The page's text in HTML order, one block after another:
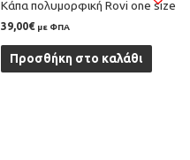
Κάπα πολυμορφική Rovi one size
39,00€ με ΦΠΑ
Προσθήκη στο καλάθι